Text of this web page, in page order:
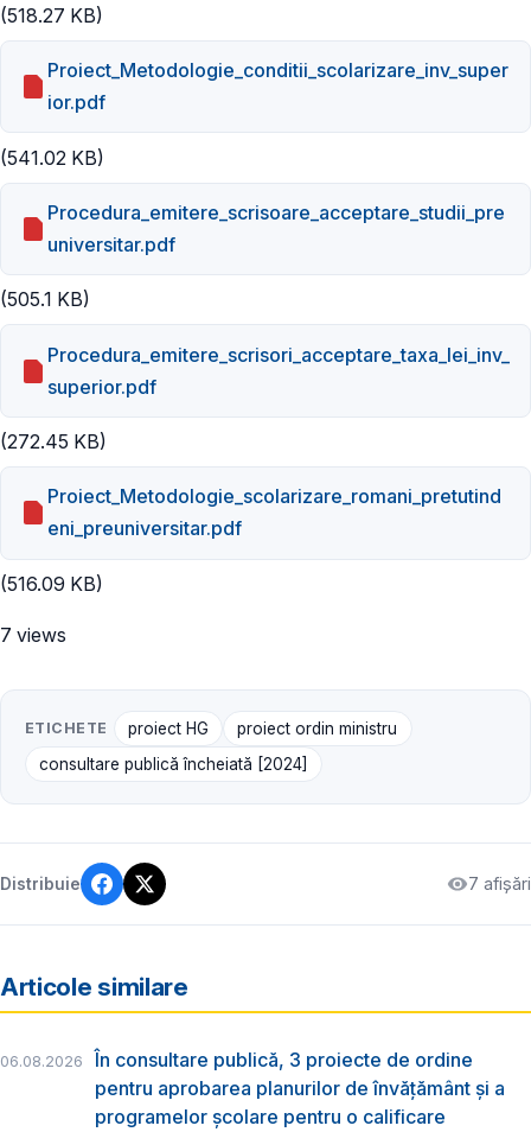
(518.27 KB)
Proiect_Metodologie_conditii_scolarizare_inv_super
ior.pdf
(541.02 KB)
Procedura_emitere_scrisoare_acceptare_studii_pre
universitar.pdf
(505.1 KB)
Procedura_emitere_scrisori_acceptare_taxa_lei_inv_
superior.pdf
(272.45 KB)
Proiect_Metodologie_scolarizare_romani_pretutind
eni_preuniversitar.pdf
(516.09 KB)
7 views
ETICHETE proiect HG
proiect ordin ministru
consultare publică încheiată [2024]
Distribuie 7 afișări
Articole similare
06.08.2026
În consultare publică, 3 proiecte de ordine
pentru aprobarea planurilor de învățământ și a
programelor școlare pentru o calificare